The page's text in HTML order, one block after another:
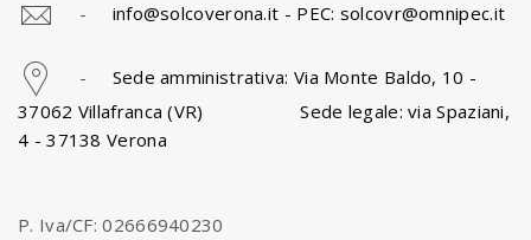
- info@solcoverona.it - PEC: solcovr@omnipec.it
- Sede amministrativa: Via Monte Baldo, 10 -
37062 Villafranca (VR) Sede legale: via Spaziani,
4 - 37138 Verona
P. Iva/CF: 02666940230